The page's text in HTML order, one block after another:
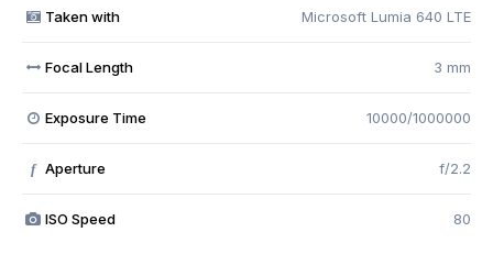
Taken with Microsoft Lumia 640 LTE
Focal Length 3 mm
Exposure Time 10000/1000000
f Aperture f/2.2
ISO Speed 80